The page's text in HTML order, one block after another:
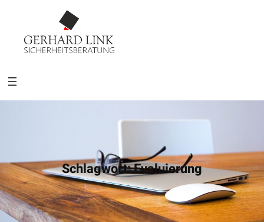
Schlagwort:Evaluierung